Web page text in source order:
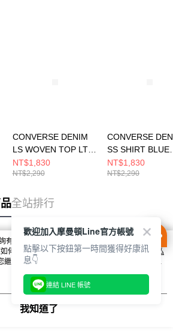
CONVERSE DENIM
LS WOVEN TOP LT
DENIM BLUE 男女 長
袖襯衫 UCJ418-UHC
NT$1,830
NT$2,290
CONVERSE
SS SHIRT BLUE
DENIM 男 短袖
MCJ757-UHA
NT$1,830
NT$2,290
全站排行
有關本網站使用 cookie 方式之詳情，及若您不希
何變更電腦的 cookie 設定，請參閱本網站「
隱私
繼續使用本網站即表示您同意本公司得按本網站使
。
我知道了
歡迎加入摩曼頓Line官方帳號
點擊以下按鈕第一時間獲得好康訊
息👇
連結 LINE 帳號